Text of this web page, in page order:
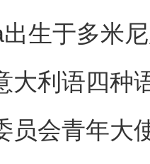
于多米尼
大利语四种
员会青年大